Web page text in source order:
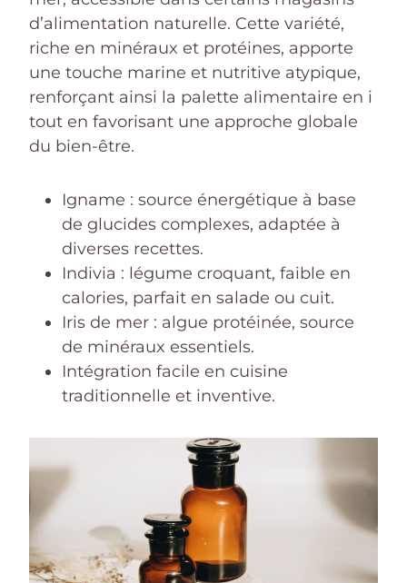
d’alimentation naturelle. Cette variété,
riche en minéraux et protéines, apporte
une touche marine et nutritive atypique,
renforçant ainsi la palette alimentaire en i
tout en favorisant une approche globale
du bien-être.
Igname : source énergétique à base
de glucides complexes, adaptée à
diverses recettes.
Indivia : légume croquant, faible en
calories, parfait en salade ou cuit.
Iris de mer : algue protéinée, source
de minéraux essentiels.
Intégration facile en cuisine
traditionnelle et inventive.